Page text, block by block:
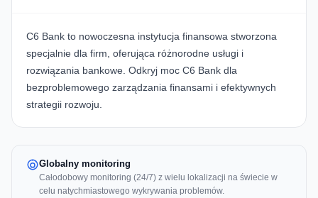
C6 Bank to nowoczesna instytucja finansowa stworzona
specjalnie dla firm, oferująca różnorodne usługi i
rozwiązania bankowe. Odkryj moc C6 Bank dla
bezproblemowego zarządzania finansami i efektywnych
strategii rozwoju.
Globalny monitoring
Całodobowy monitoring (24/7) z wielu lokalizacji na świecie w
celu natychmiastowego wykrywania problemów.